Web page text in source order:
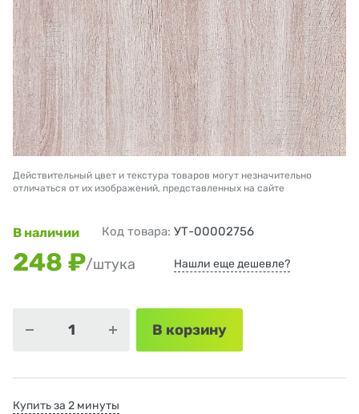
Действительный цвет и текстура товаров могут незначительно
отличаться от их изображений, представленных на сайте
В наличии Код товара: УТ-00002756
248 ₽/штука Нашли еще дешевле?
В корзину
Купить за 2 минуты